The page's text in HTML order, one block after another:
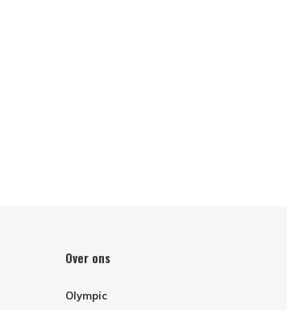
Over ons
Olympic